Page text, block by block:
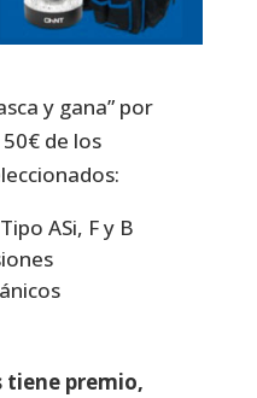
y gana” por
de los
ASi, F y B
tiene premio,